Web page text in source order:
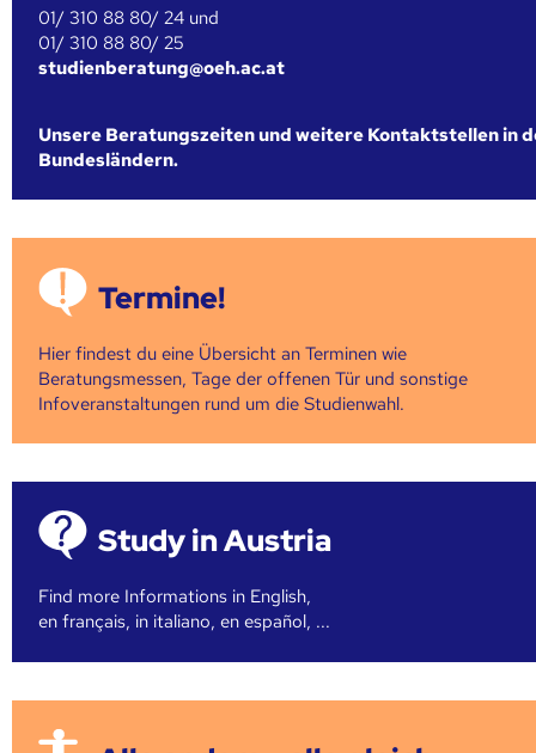
01/ 310 88 80/ 24 und
01/ 310 88 80/ 25
studienberatung@oeh.ac.at
Unsere Beratungszeiten und weitere Kontaktstellen in
Bundesländern.
Termine!
Hier findest du eine Übersicht an Terminen wie
Beratungsmessen, Tage der offenen Tür und sonstige
Infoveranstaltungen rund um die Studienwahl.
Study in Austria
Find more Informations in English,
en français, in italiano, en español, ...